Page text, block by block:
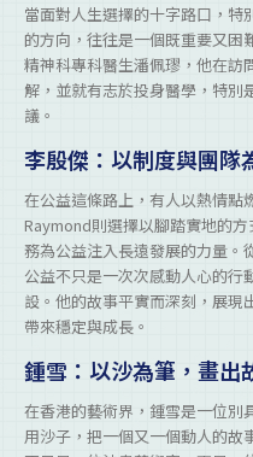
當面對人生選擇的十字路口，特
的方向，往往是一個既重要又困
精神科專科醫生潘佩璆，他在訪
解，並就有志於投身醫學，特別
議。
李殷傑：以制度與團隊
在公益這條路上，有人以熱情點
Raymond則選擇以腳踏實地的
務為公益注入長遠發展的力量。
公益不只是一次次感動人心的行
設。他的故事平實而深刻，展現
帶來穩定與成長。
鍾雪：以沙為筆，畫出
在香港的藝術界，鍾雪是一位別
用沙子，把一個又一個動人的故